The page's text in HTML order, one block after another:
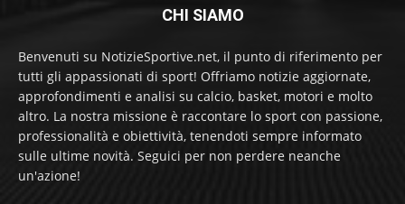
CHI SIAMO
Benvenuti su NotizieSportive.net, il punto di riferimento per
tutti gli appassionati di sport! Offriamo notizie aggiornate,
approfondimenti e analisi su calcio, basket, motori e molto
altro. La nostra missione è raccontare lo sport con passione,
professionalità e obiettività, tenendoti sempre informato
sulle ultime novità. Seguici per non perdere neanche
un'azione!